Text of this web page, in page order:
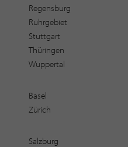
Regensburg
Ruhrgebiet
Stuttgart
Thüringen
Wuppertal
Basel
Zürich
Salzburg